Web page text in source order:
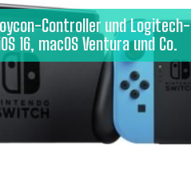
Controller und Logitech-
16, macOS Ventura und Co.